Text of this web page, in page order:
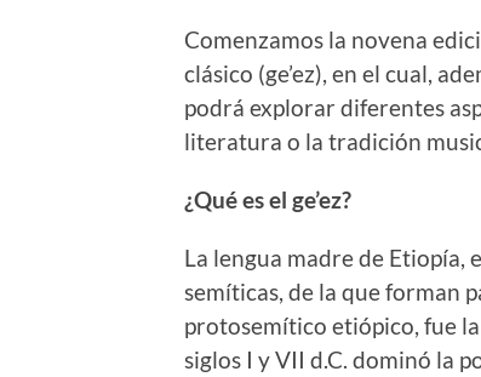
Comenzamos la novena
clásico (ge’ez), en el cual,
podrá explorar diferentes
literatura o la tradición
¿Qué es el ge’ez?
La lengua madre de Etiopía,
semíticas, de la que forman
protosemítico etiópico, fue
siglos I y VII d.C. dominó la